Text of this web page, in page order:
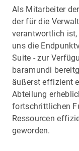
Als Mitarbeiter
der für die
verantwortlich
uns die
Suite - zur
baramundi
äußerst effizient
Abteilung
fortschrittlichen
Ressourcen
geworden.